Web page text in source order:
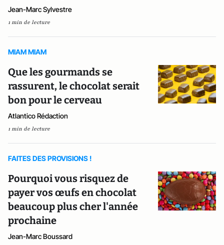
Jean-Marc Sylvestre
1 min de lecture
MIAM MIAM
Que les gourmands se
rassurent, le chocolat serait
bon pour le cerveau
Atlantico Rédaction
1 min de lecture
FAITES DES PROVISIONS !
Pourquoi vous risquez de
payer vos œufs en chocolat
beaucoup plus cher l'année
prochaine
Jean-Marc Boussard